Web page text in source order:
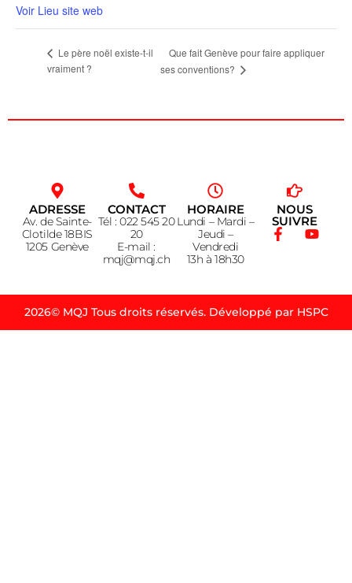
Voir Lieu site web
Le père noël existe-t-il
vraiment ?
Que fait Genève pour faire appliquer
ses conventions?
ADRESSE
Av. de Sainte-
Clotilde 18BIS
1205 Genève
CONTACT
Tél : 022 545 20
20
E-mail :
mqj@mqj.ch
HORAIRE
Lundi – Mardi –
Jeudi –
Vendredi
13h à 18h30
NOUS
SUIVRE
2026© MQJ Tous droits réservés. Développé par HSPC